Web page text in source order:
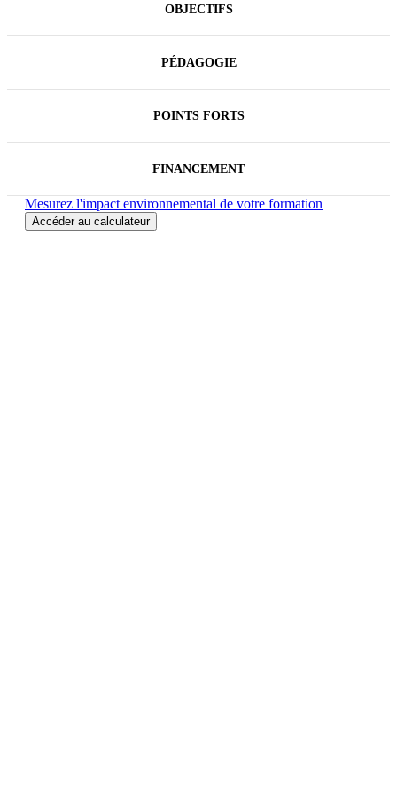
Certification RNCP "Chargé(e) des Ressources
RH, éligible au CPF (Réf.9405).
OBJECTIFS
PÉDAGOGIE
POINTS FORTS
FINANCEMENT
Mesurez l'impact environnemental de votre formation
Accéder au calculateur